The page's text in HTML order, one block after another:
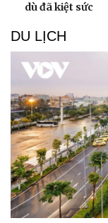
dù đã kiệt sức
DU LỊCH